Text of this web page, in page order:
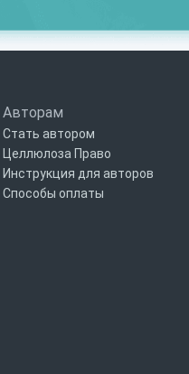
Авторам
Стать автором
Целлюлоза Право
Инструкция для авторов
Способы оплаты